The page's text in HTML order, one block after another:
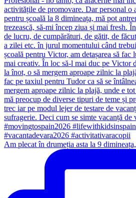
Am plecat în drumeția asta la 9